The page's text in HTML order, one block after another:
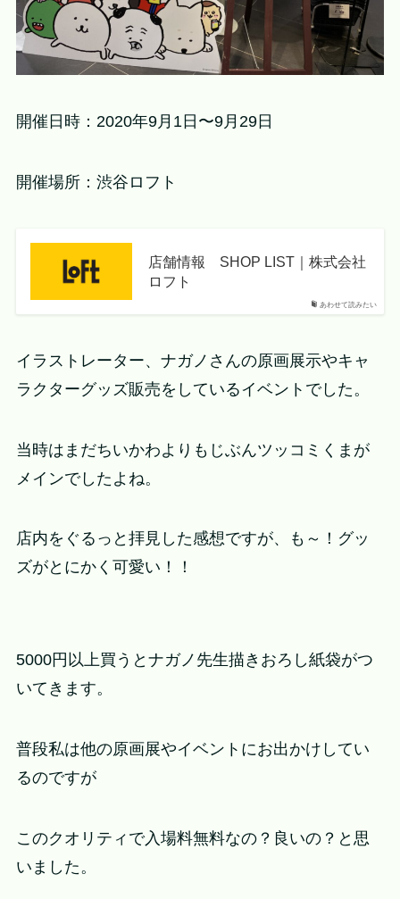
開催日時：2020年9月1日〜9月29日
開催場所：渋谷ロフト
あわせて読みたい
店舗情報 SHOP LIST｜株式会社
ロフト
イラストレーター、ナガノさんの原画展示やキャ
ラクターグッズ販売をしているイベントでした。
当時はまだちいかわよりもじぶんツッコミくまが
メインでしたよね。
店内をぐるっと拝見した感想ですが、も～！グッ
ズがとにかく可愛い！！
5000円以上買うとナガノ先生描きおろし紙袋がつ
いてきます。
普段私は他の原画展やイベントにお出かけしてい
るのですが
このクオリティで入場料無料なの？良いの？と思
いました。